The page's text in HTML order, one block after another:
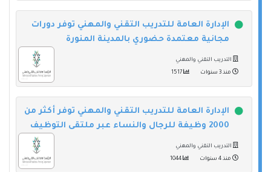
الإدارة العامة للتدريب التقني والمهني توفر دورات
مجانية معتمدة حضوري بالمدينة المنورة
التدريب التقني والمهني
منذ 3 سنوات
الإدارة العامة للتدريب التقني والمهني توفر أكثر من
2000 وظيفة للرجال والنساء عبر ملتقى التوظيف
التدريب التقني والمهني
منذ 4 سنوات